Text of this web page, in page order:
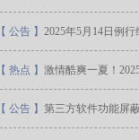
【 公告 】 2025年5月14日例
【 热点 】 激情酷爽一夏！
【 公告 】 第三方软件功能屏